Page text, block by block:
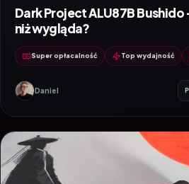
Dark Project ALU87B Bushido
niż wygląda?
Super opłacalność Top wydajność
Daniel